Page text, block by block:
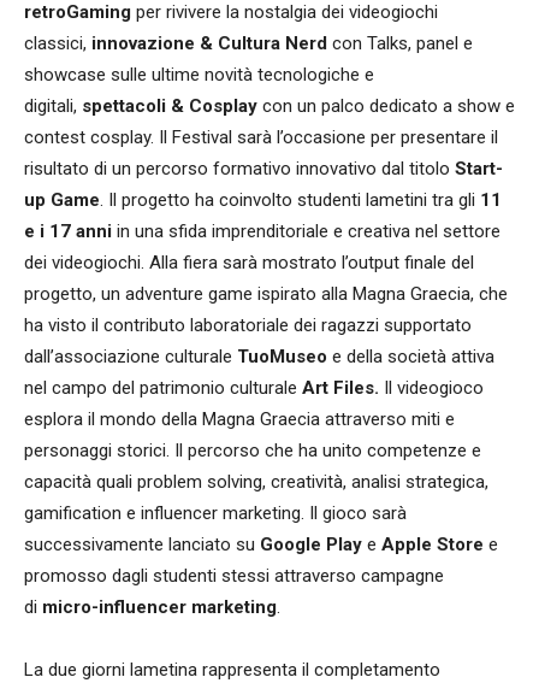
retroGaming per rivivere la nostalgia dei videogiochi
classici, innovazione & Cultura Nerd con Talks, panel e
showcase sulle ultime novità tecnologiche e
digitali, spettacoli & Cosplay con un palco dedicato a show e
contest cosplay. Il Festival sarà l’occasione per presentare il
risultato di un percorso formativo innovativo dal titolo Start-
up Game. Il progetto ha coinvolto studenti lametini tra gli 11
e i 17 anni in una sfida imprenditoriale e creativa nel settore
dei videogiochi. Alla fiera sarà mostrato l’output finale del
progetto, un adventure game ispirato alla Magna Graecia, che
ha visto il contributo laboratoriale dei ragazzi supportato
dall’associazione culturale TuoMuseo e della società attiva
nel campo del patrimonio culturale Art Files. Il videogioco
esplora il mondo della Magna Graecia attraverso miti e
personaggi storici. Il percorso che ha unito competenze e
capacità quali problem solving, creatività, analisi strategica,
gamification e influencer marketing. Il gioco sarà
successivamente lanciato su Google Play e Apple Store e
promosso dagli studenti stessi attraverso campagne
di micro-influencer marketing.
La due giorni lametina rappresenta il completamento